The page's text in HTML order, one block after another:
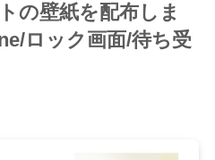
の壁紙を配布しま
ロック画面/待ち受